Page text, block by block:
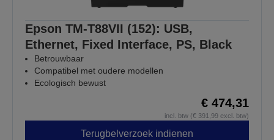
Epson TM-T88VII (152): USB,
Ethernet, Fixed Interface, PS, Black
Betrouwbaar
Compatibel met oudere modellen
Ecologisch bewust
€ 474,31
incl. btw (€ 391,99 excl. btw)
Terugbelverzoek indienen